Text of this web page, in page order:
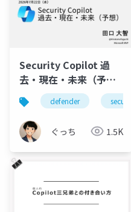
Security Copilot 過
去・現在・未来（予
想）
defender security
ぐっち 1.5K